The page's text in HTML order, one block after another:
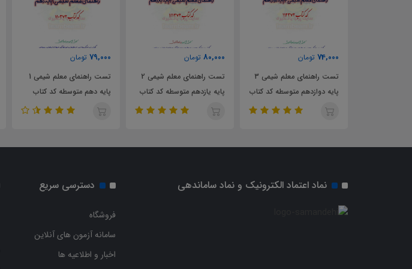
74,000 تومان
تست راهنمای معلم شیمی 3
پایه دوازدهم متوسطه کد کتاب
112372
80,000 تومان
تست راهنمای معلم شیمی 2
پایه یازدهم متوسطه کد کتاب
111372
79,000 تومان
تست راهنمای معلم شیمی 1
پایه دهم متوسطه کد کتاب
110372
نماد اعتماد الکترونیک و نماد ساماندهی دسترسی سریع
فروشگاه
سامانه آزمون های آنلاین
اخبار و اطلاعیه ها